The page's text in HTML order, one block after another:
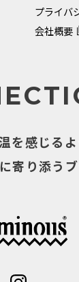
プライバ
会社概要
を感じるよ
寄り添うブ